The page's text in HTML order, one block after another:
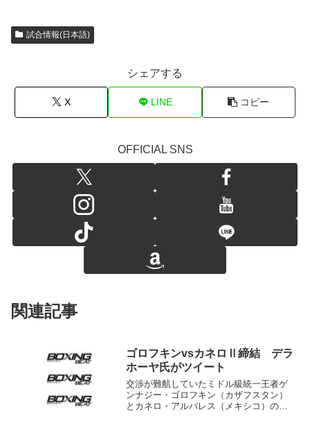
試合情報(日本語)
シェアする
X LINE コピー
OFFICIAL SNS
関連記事
ゴロフキンvsカネロⅡ締結 デラ
ホーヤ氏がツイート
交渉が難航していたミドル級統一王者ゲ
ンナジー・ゴロフキン（カザフスタン）
とカネロ・アルバレス（メキシコ）の再